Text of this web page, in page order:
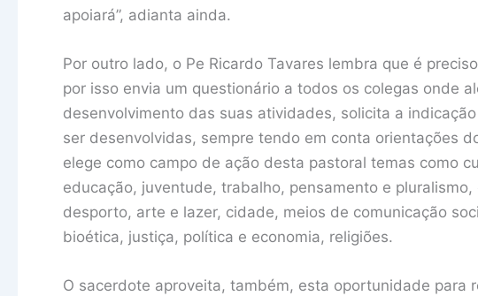
apoiará”, adianta ainda.
Por outro lado, o Pe Ricardo Tavares lembra que é
por isso envia um questionário a todos os colegas onde
desenvolvimento das suas atividades, solicita a
ser desenvolvidas, sempre tendo em conta orientações
elege como campo de ação desta pastoral temas como
educação, juventude, trabalho, pensamento e
desporto, arte e lazer, cidade, meios de comunicação
bioética, justiça, política e economia, religiões.
O sacerdote aproveita, também, esta oportunidade para